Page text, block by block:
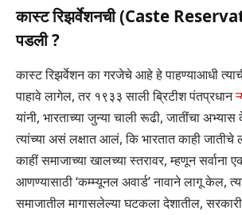
कास्ट रिझर्वेशनची (Caste
पडली ?
कास्ट रिझर्वेशन का गरजेचे आहे हे पाहण्याआधी
पाहावे लागेल, तर १९३३ साली ब्रिटीश पंतप्रधान
यांनी, भारताच्या जुन्या चाली रूढी, जातींचा अभ्यास
त्यांच्या असं लक्षात आलं, कि भारतात काही
काहीं समाजाच्या खालच्या स्तरावर, म्हणून सर्वाना
आणण्यासाठी ‘कम्म्यूनल अवार्ड’ नावाने लागू केल,
समाजातील मागासलेल्या घटकला देशातील, सरकारी